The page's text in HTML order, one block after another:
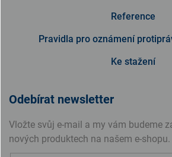
Reference
Pravidla pro oznámení
Ke stažení
Odebírat newsletter
Vložte svůj e-mail a my vám budeme
nových produktech na našem e-shopu.